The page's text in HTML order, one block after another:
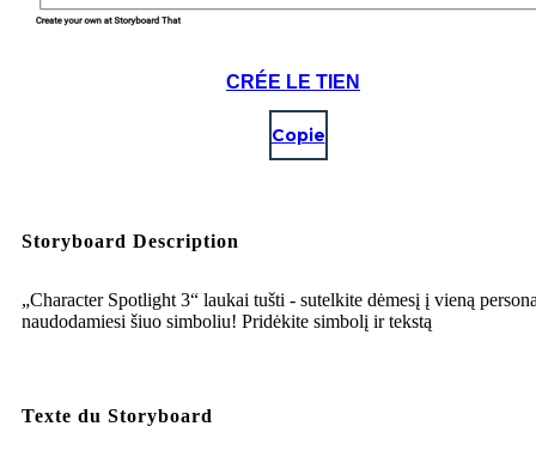
CRÉE LE TIEN
Copie
Storyboard Description
„Character Spotlight 3“ laukai tušti - sutelkite dėmesį į vieną
naudodamiesi šiuo simboliu! Pridėkite simbolį ir tekstą
Texte du Storyboard